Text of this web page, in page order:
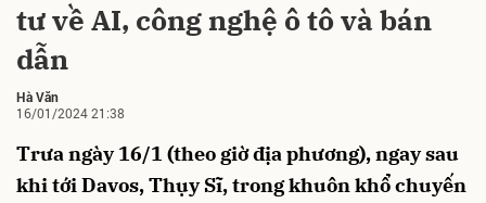
tư về AI, công nghệ ô tô và bán
dẫn
Hà Văn
16/01/2024 21:38
Trưa ngày 16/1 (theo giờ địa phương), ngay sau
khi tới Davos, Thụy Sĩ, trong khuôn khổ chuyến